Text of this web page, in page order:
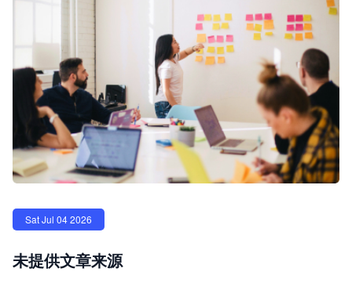
Sat Jul 04 2026
未提供文章来源